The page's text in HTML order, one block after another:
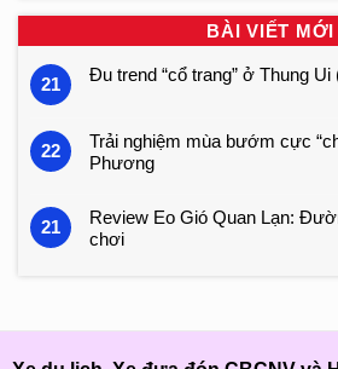
BÀI VIẾT MỚI
21 Đu trend “cổ trang” ở Thung Ui
22
Trải nghiệm mùa bướm cực
Phương
21
Review Eo Gió Quan Lạn:
chơi